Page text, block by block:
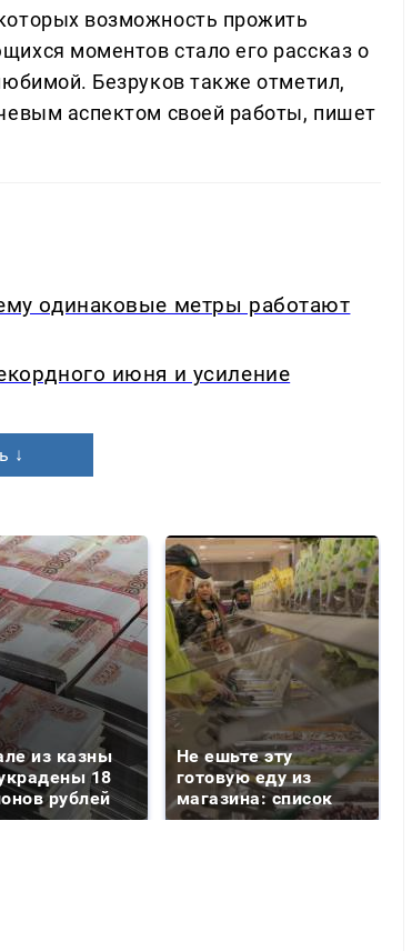
возможность прожить
моментов стало его рассказ о
Безруков также отметил,
аспектом своей работы, пишет
одинаковые метры работают
июня и усиление
↓
из казны
18
рублей
Не ешьте эту
готовую еду из
магазина: список